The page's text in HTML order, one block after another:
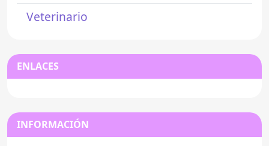
Veterinario
ENLACES
INFORMACIÓN